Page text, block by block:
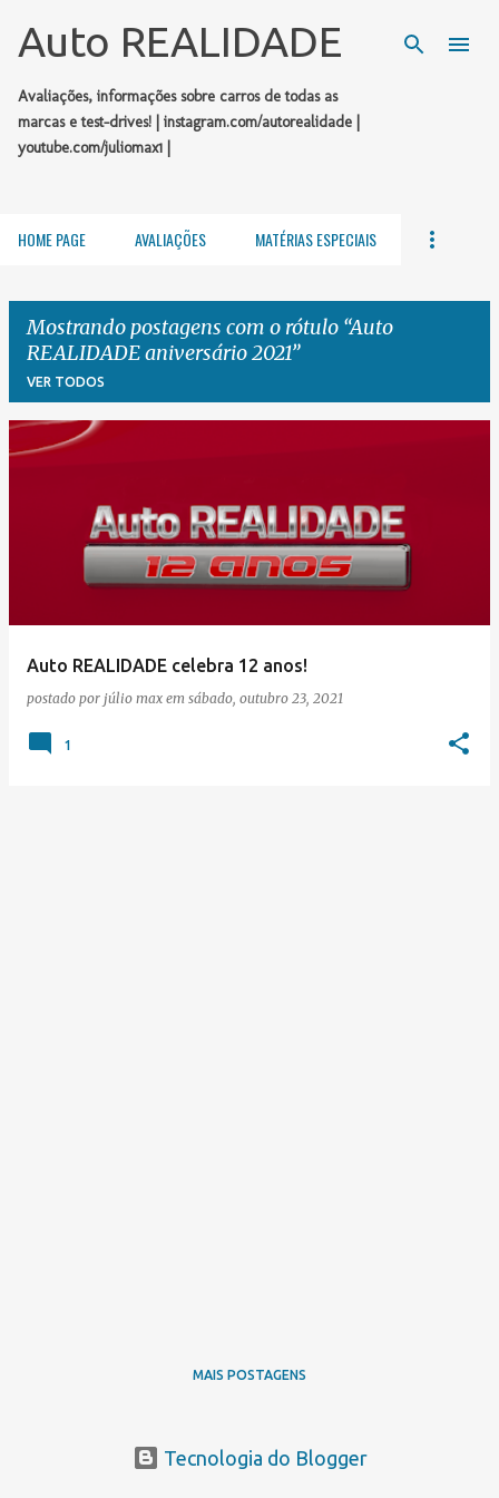
Pular para o conteúdo principal
Auto REALIDADE
Avaliações, informações sobre carros de todas as
marcas e test-drives! | instagram.com/autorealidade |
youtube.com/juliomax1 |
HOME PAGE AVALIAÇÕES MATÉRIAS ESPECIAIS
Mostrando postagens com o rótulo Auto
REALIDADE aniversário 2021
VER TODOS
P
g
Auto REALIDADE celebra 12 anos!
postado por júlio max em sábado, outubro 23, 2021
1
MAIS POSTAGENS
Tecnologia do Blogger